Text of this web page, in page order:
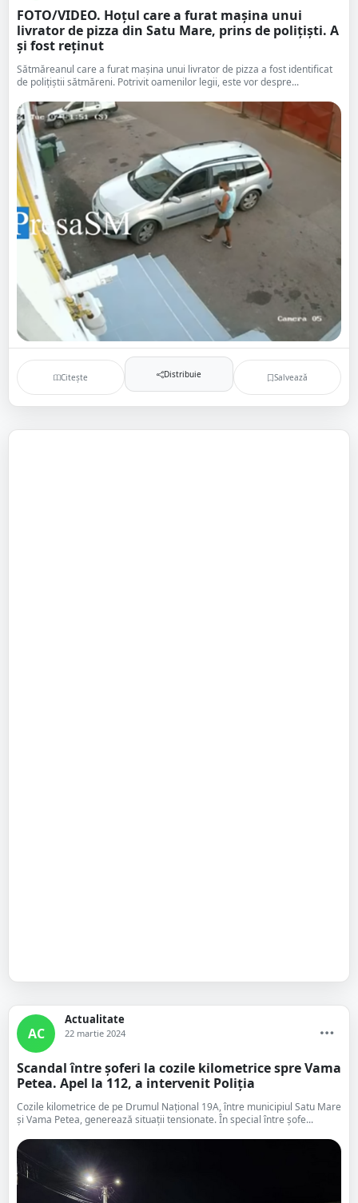
FOTO/VIDEO. Hoțul care a furat mașina unui
livrator de pizza din Satu Mare, prins de polițiști. A
și fost reținut
Sătmăreanul care a furat mașina unui livrator de pizza a fost identificat
de polițiștii sătmăreni. Potrivit oamenilor legii, este vor despre...
Citește Distribuie Salvează
AC
Actualitate
22 martie 2024
Scandal între șoferi la cozile kilometrice spre Vama
Petea. Apel la 112, a intervenit Poliția
Cozile kilometrice de pe Drumul Național 19A, între municipiul Satu Mare
și Vama Petea, generează situații tensionate. În special între șofe...